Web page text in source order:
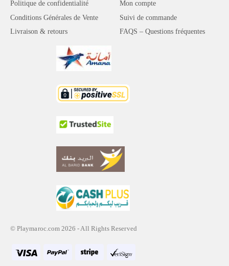
Politique de confidentialité
Conditions Générales de Vente
Livraison & retours
Mon compte
Suivi de commande
FAQS – Questions fréquentes
© Playmaroc.com 2026 - All Rights Reserved